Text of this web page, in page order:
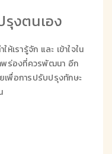
รุงตนเอง
ห้เรารู้จัก และ เข้าใจใน
พร่องที่ควรพัฒนา อีก
เพื่อการปรับปรุงทักษะ